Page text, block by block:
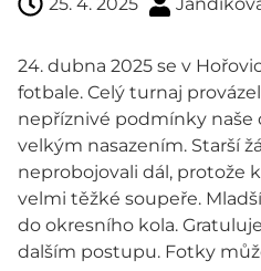
24. dubna 2025 se v
fotbale. Celý turnaj
nepříznivé podmínky naše
velkým nasazením. Starší
neprobojovali dál, protože
velmi těžké soupeře.
do okresního kola.
dalším postupu. Fotky